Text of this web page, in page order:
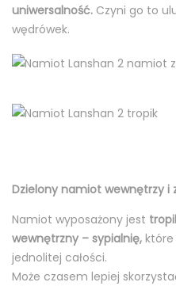
uniwersalność. Czyni go to
wędrówek.
Dzielony namiot wewnętrzy i
Namiot wyposażony jest
wewnętrzny – sypialnię, które
jednolitej całości.
Może czasem lepiej